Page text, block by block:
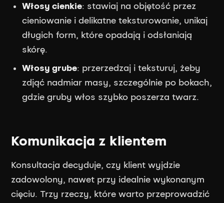
Włosy cienkie: stawiaj na objętość przez
cieniowanie i delikatne teksturowanie, unikaj
długich form, które opadają i odsłaniają
skórę.
Włosy grube: przerzedzaj i teksturuj, żeby
zdjąć nadmiar masy, szczególnie po bokach,
gdzie gruby włos szybko poszerza twarz.
Komunikacja z klientem
Konsultacja decyduje, czy klient wyjdzie
zadowolony, nawet przy idealnie wykonanym
cięciu. Trzy rzeczy, które warto przeprowadzić